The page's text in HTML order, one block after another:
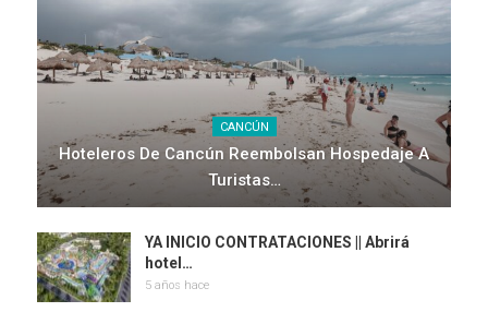
CANCÚN
Hoteleros De Cancún Reembolsan Hospedaje A
Turistas…
YA INICIO CONTRATACIONES || Abrirá
hotel…
5 años hace